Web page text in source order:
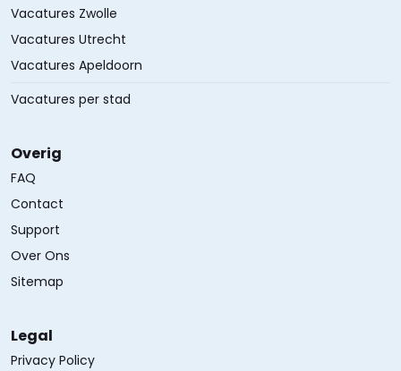
Vacatures Zwolle
Vacatures Utrecht
Vacatures Apeldoorn
Vacatures per stad
Overig
FAQ
Contact
Support
Over Ons
Sitemap
Legal
Privacy Policy